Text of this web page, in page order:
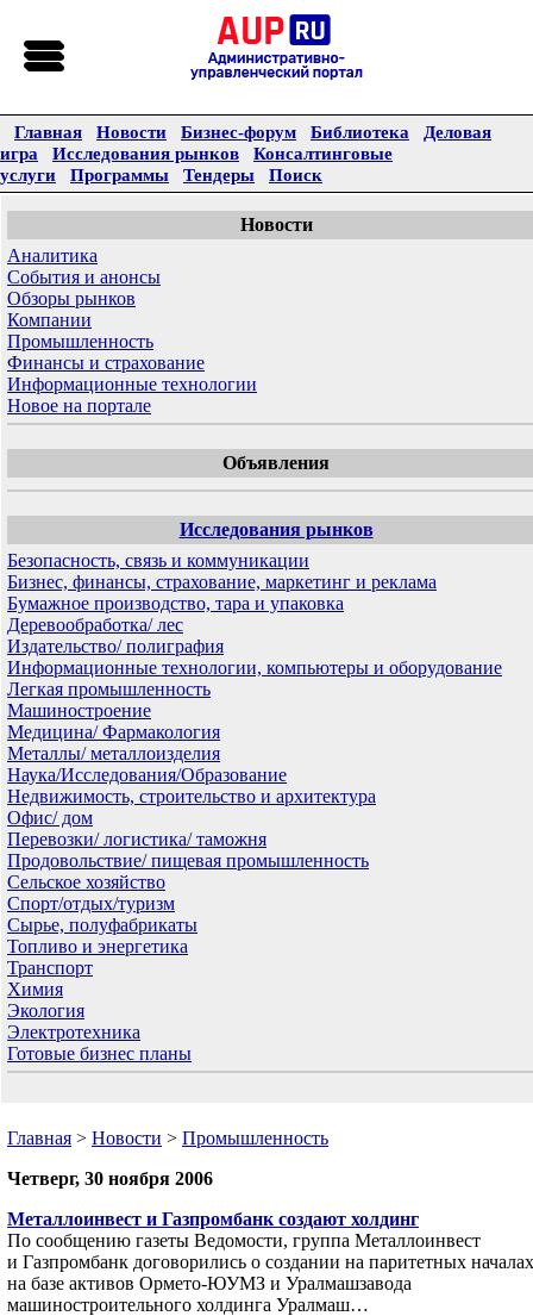
Главная Новости Бизнес-форум Библиотека
Деловая
игра
Исследования рынков
Консалтинговые
услуги
Программы Тендеры Поиск
Новости
Аналитика
События и анонсы
Обзоры рынков
Компании
Промышленность
Финансы и страхование
Информационные технологии
Новое на портале
Объявления
Исследования рынков
Безопасность, связь и коммуникации
Бизнес, финансы, страхование, маркетинг и реклама
Бумажное производство, тара и упаковка
Деревообработка/ лес
Издательство/ полиграфия
Информационные технологии, компьютеры и оборудование
Легкая промышленность
Машиностроение
Медицина/ Фармакология
Металлы/ металлоизделия
Наука/Исследования/Образование
Недвижимость, строительство и архитектура
Офис/ дом
Перевозки/ логистика/ таможня
Продовольствие/ пищевая промышленность
Сельское хозяйство
Спорт/отдых/туризм
Сырье, полуфабрикаты
Топливо и энергетика
Транспорт
Химия
Экология
Электротехника
Готовые бизнес планы
Главная > Новости > Промышленность
Четверг, 30 ноября 2006
Металлоинвест и Газпромбанк создают холдинг
По сообщению газеты Ведомости, группа Металлоинвест
и Газпромбанк договорились о создании на паритетных началах
на базе активов Ормето-ЮУМЗ и Уралмашзавода
машиностроительного холдинга Уралмаш…